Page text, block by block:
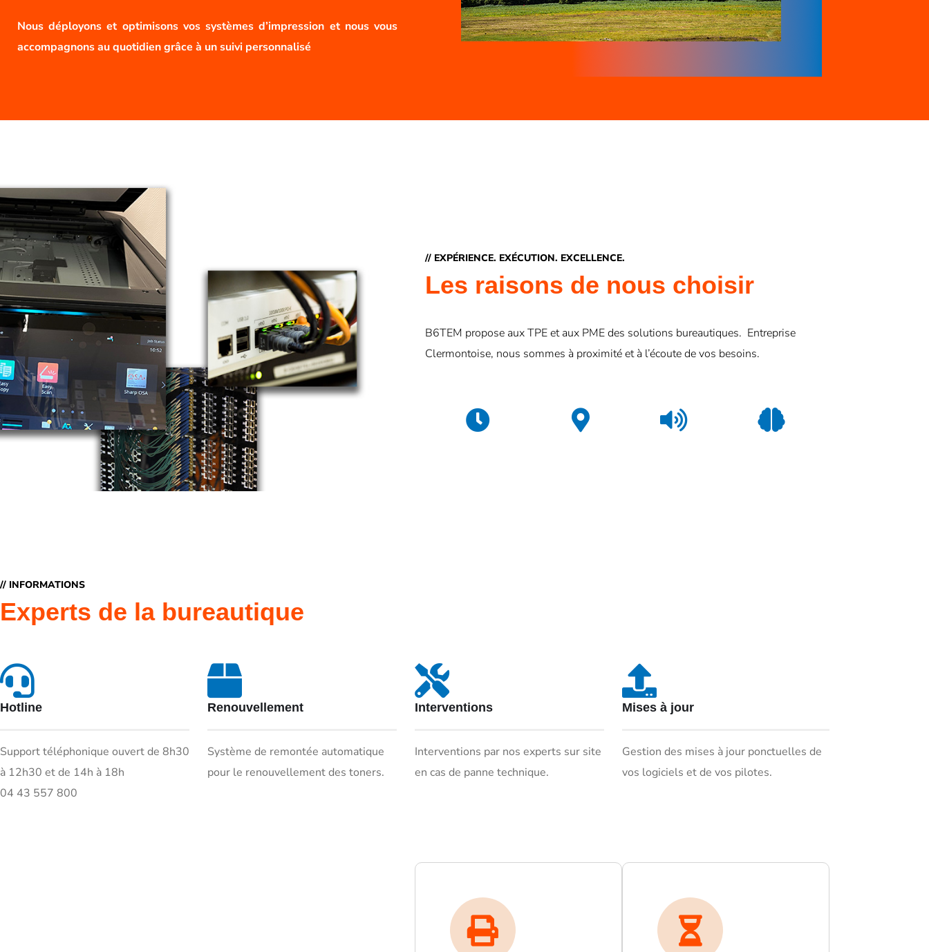
Nous déployons et optimisons vos systèmes d’impression et nous vous
accompagnons au quotidien grâce à un suivi personnalisé
// EXPÉRIENCE. EXÉCUTION. EXCELLENCE.
Les raisons de nous choisir
B6TEM propose aux TPE et aux PME des solutions bureautiques. Entreprise
Clermontoise, nous sommes à proximité et à l’écoute de vos besoins.
// INFORMATIONS
Experts de la bureautique
Hotline
Support téléphonique ouvert de 8h30
à 12h30 et de 14h à 18h
04 43 557 800
Renouvellement
Système de remontée automatique
pour le renouvellement des toners.
Interventions
Interventions par nos experts sur site
en cas de panne technique.
Mises à jour
Gestion des mises à jour ponctuelles de
vos logiciels et de vos pilotes.